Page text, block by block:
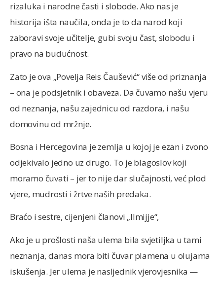
rizaluka i narodne časti i slobode. Ako nas je
historija išta naučila, onda je to da narod koji
zaboravi svoje učitelje, gubi svoju čast, slobodu i
pravo na budućnost.
Zato je ova „Povelja Reis Čaušević“ više od priznanja
– ona je podsjetnik i obaveza. Da čuvamo našu vjeru
od neznanja, našu zajednicu od razdora, i našu
domovinu od mržnje.
Bosna i Hercegovina je zemlja u kojoj je ezan i zvono
odjekivalo jedno uz drugo. To je blagoslov koji
moramo čuvati – jer to nije dar slučajnosti, već plod
vjere, mudrosti i žrtve naših predaka.
Braćo i sestre, cijenjeni članovi „Ilmijje“,
Ako je u prošlosti naša ulema bila svjetiljka u tami
neznanja, danas mora biti čuvar plamena u olujama
iskušenja. Jer ulema je nasljednik vjerovjesnika —